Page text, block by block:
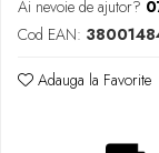
Ai nevoie de ajutor?
Cod EAN:
Adauga la Favorite